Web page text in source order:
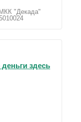
"Декада"
здесь